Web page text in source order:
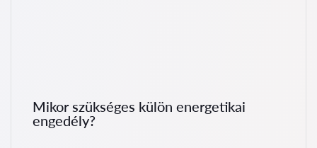
Mikor szükséges külön energetikai
engedély?